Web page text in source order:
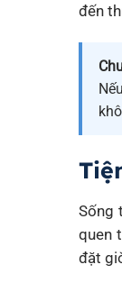
đến
Sống
quen
đặt